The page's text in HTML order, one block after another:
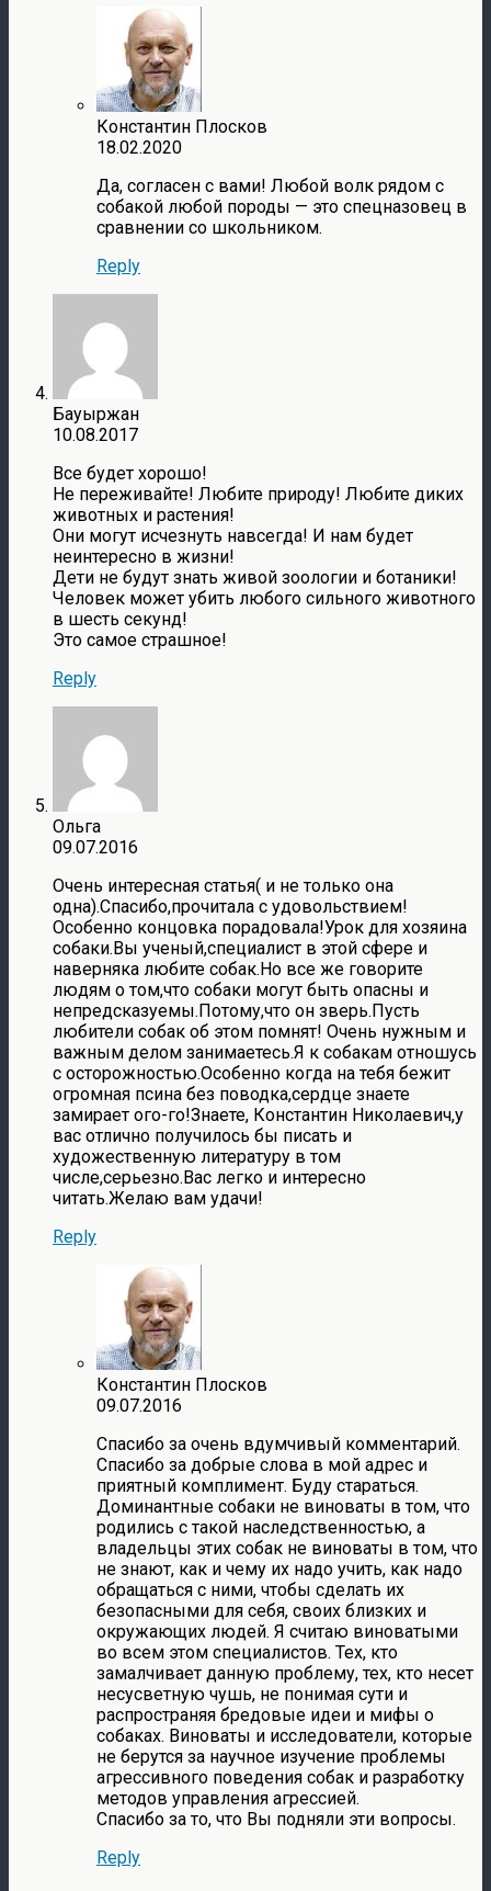
Константин Плосков
18.02.2020
Да, согласен с вами! Любой волк рядом с
собакой любой породы — это спецназовец в
сравнении со школьником.
Reply
Бауыржан
10.08.2017
Все будет хорошо!
Не переживайте! Любите природу! Любите диких
животных и растения!
Они могут исчезнуть навсегда! И нам будет
неинтересно в жизни!
Дети не будут знать живой зоологии и ботаники!
Человек может убить любого сильного животного
в шесть секунд!
Это самое страшное!
Reply
Ольга
09.07.2016
Очень интересная статья( и не только она
одна).Спасибо,прочитала с удовольствием!
Особенно концовка порадовала!Урок для хозяина
собаки.Вы ученый,специалист в этой сфере и
наверняка любите собак.Но все же говорите
людям о том,что собаки могут быть опасны и
непредсказуемы.Потому,что он зверь.Пусть
любители собак об этом помнят! Очень нужным и
важным делом занимаетесь.Я к собакам отношусь
с осторожностью.Особенно когда на тебя бежит
огромная псина без поводка,сердце знаете
замирает ого-го!Знаете, Константин Николаевич,у
вас отлично получилось бы писать и
художественную литературу в том
числе,серьезно.Вас легко и интересно
читать.Желаю вам удачи!
Reply
Константин Плосков
09.07.2016
Спасибо за очень вдумчивый комментарий.
Спасибо за добрые слова в мой адрес и
приятный комплимент. Буду стараться.
Доминантные собаки не виноваты в том, что
родились с такой наследственностью, а
владельцы этих собак не виноваты в том, что
не знают, как и чему их надо учить, как надо
обращаться с ними, чтобы сделать их
безопасными для себя, своих близких и
окружающих людей. Я считаю виноватыми
во всем этом специалистов. Тех, кто
замалчивает данную проблему, тех, кто несет
несусветную чушь, не понимая сути и
распространяя бредовые идеи и мифы о
собаках. Виноваты и исследователи, которые
не берутся за научное изучение проблемы
агрессивного поведения собак и разработку
методов управления агрессией.
Спасибо за то, что Вы подняли эти вопросы.
Reply